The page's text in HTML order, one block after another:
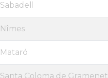
Sabadell
Nîmes
Mataró
Santa Coloma de Gramenet